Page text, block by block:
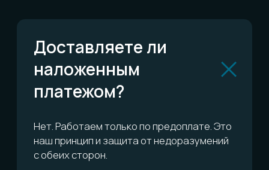
Сколько это всё
стоит?
ОСТАЛИСЬ ВОПРОСЫ?